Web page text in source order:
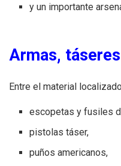
y un importante
Armas,
Entre el material
escopetas y fusiles
pistolas táser,
puños americanos,